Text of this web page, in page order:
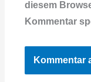
diesem
Kommentar